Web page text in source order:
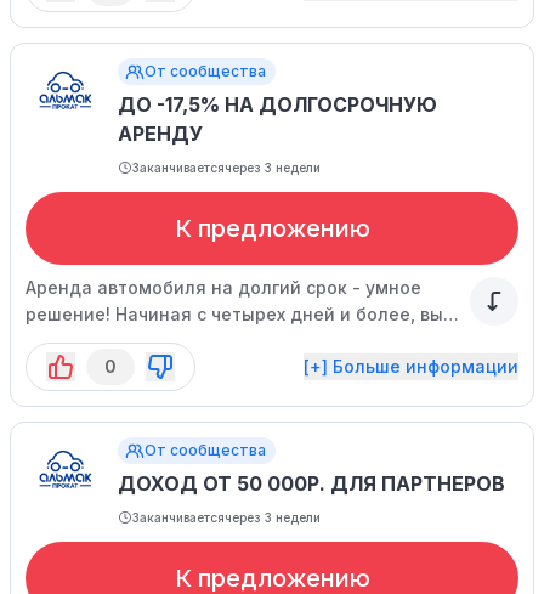
От сообщества
ДО -17,5% НА ДОЛГОСРОЧНУЮ
АРЕНДУ
Заканчиваетсячерез 3 недели
К предложению
Аренда автомобиля на долгий срок - умное
решение! Начиная с четырех дней и более, вы
получаете скидки и экономите.
0
[+] Больше информации
От сообщества
ДОХОД ОТ 50 000Р. ДЛЯ ПАРТНЕРОВ
Заканчиваетсячерез 3 недели
К предложению